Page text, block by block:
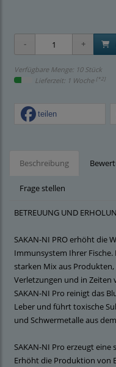
Verfügbare Menge: 10 Stück
Lieferzeit: 1 Woche [*2]
teilen
Beschreibung
Frage stellen
BETREUUNG UND
SAKAN-NI PRO erhöht die
Immunsystem Ihrer
starken Mix aus
Verletzungen und in
SAKAN-NI Pro reinigt das
Leber und führt toxische
und Schwermetalle aus
SAKAN-NI Pro erzeugt
Erhöht die Produktion von